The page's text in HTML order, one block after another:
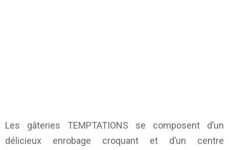
Les gâteries TEMPTATIONS se composent d’un
délicieux enrobage croquant et d’un centre